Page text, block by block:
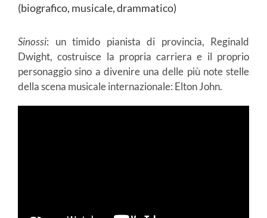
(biografico, musicale, drammatico)
Sinossi: un timido pianista di provincia, Reginald
Dwight, costruisce la propria carriera e il proprio
personaggio sino a divenire una delle più note stelle
della scena musicale internazionale: Elton John.